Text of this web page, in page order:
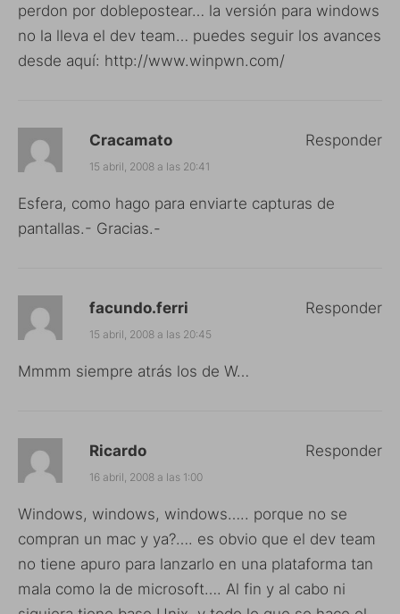
perdon por doblepostear… la versión para windows
no la lleva el dev team… puedes seguir los avances
desde aquí: http://www.winpwn.com/
Cracamato
15 abril, 2008 a las 20:41
Esfera, como hago para enviarte capturas de
pantallas.- Gracias.-
Responder
facundo.ferri
15 abril, 2008 a las 20:45
Mmmm siempre atrás los de W…
Responder
Ricardo
16 abril, 2008 a las 1:00
Windows, windows, windows….. porque no se
compran un mac y ya?…. es obvio que el dev team
no tiene apuro para lanzarlo en una plataforma tan
mala como la de microsoft…. Al fin y al cabo ni
Responder